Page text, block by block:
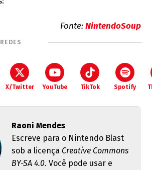
Fonte:NintendoSoup
X/Twitter YouTube TikTok Spotify
Raoni Mendes
Escreve para o Nintendo Blast
sob a licença Creative Commons
BY-SA 4.0. Você pode usar e